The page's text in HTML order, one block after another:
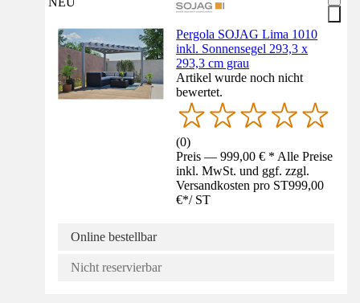
Pergola SOJAG Lima 1010
inkl. Sonnensegel 293,3 x
293,3 cm grau
Artikel wurde noch nicht
bewertet.
(0)
Preis — 999,00 € * Alle Preise
inkl. MwSt. und ggf. zzgl.
Versandkosten pro ST999,00
€*/ ST
Online bestellbar
Nicht reservierbar